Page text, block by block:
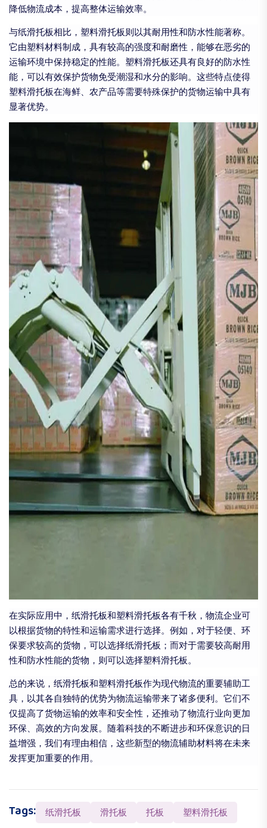
降低物流成本，提高整体运输效率。
与纸滑托板相比，塑料滑托板则以其耐用性和防水性能著称。
它由塑料材料制成，具有较高的强度和耐磨性，能够在恶劣的
运输环境中保持稳定的性能。塑料滑托板还具有良好的防水性
能，可以有效保护货物免受潮湿和水分的影响。这些特点使得
塑料滑托板在海鲜、农产品等需要特殊保护的货物运输中具有
显著优势。
在实际应用中，纸滑托板和塑料滑托板各有千秋，物流企业可
以根据货物的特性和运输需求进行选择。例如，对于轻便、环
保要求较高的货物，可以选择纸滑托板；而对于需要较高耐用
性和防水性能的货物，则可以选择塑料滑托板。
总的来说，纸滑托板和塑料滑托板作为现代物流的重要辅助工
具，以其各自独特的优势为物流运输带来了诸多便利。它们不
仅提高了货物运输的效率和安全性，还推动了物流行业向更加
环保、高效的方向发展。随着科技的不断进步和环保意识的日
益增强，我们有理由相信，这些新型的物流辅助材料将在未来
发挥更加重要的作用。
Tags: 纸滑托板 滑托板 托板 塑料滑托板